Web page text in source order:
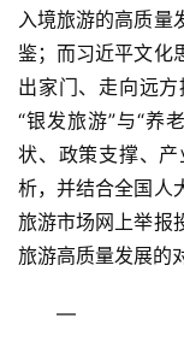
入境旅游的高质量
鉴；而习近平文化
出家门、走向远
“银发旅游”与“养
状、政策支撑、
析，并结合全国人
旅游市场网上举报
旅游高质量发展的
—